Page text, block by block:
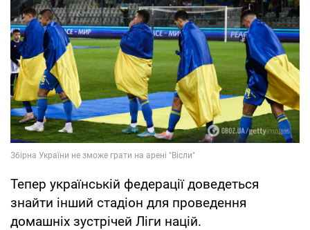
Тепер українській федерації доведеться
знайти інший стадіон для проведення
домашніх зустрічей Ліги націй.